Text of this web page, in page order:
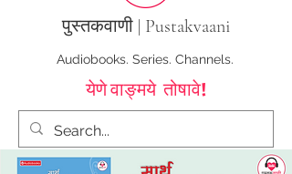
पुस्तकवाणी | Pustakvaani
Audiobooks. Series. Channels.
येणे वाङ्मये तोषावे!